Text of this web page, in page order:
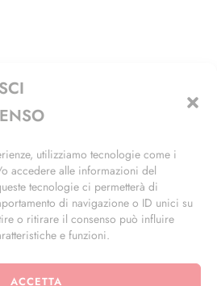
utilizziamo tecnologie come i
accedere alle informazioni del
tecnologie ci permetterà di
di navigazione o ID unici su
o ritirare il consenso può influire
e funzioni.
ACCETTA
Sul Naviglio (MI)